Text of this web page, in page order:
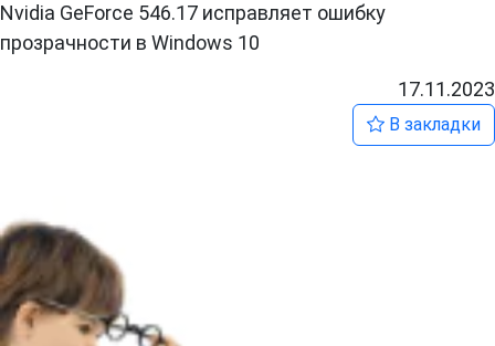
Nvidia GeForce 546.17 исправляет ошибку
прозрачности в Windows 10
17.11.2023
В закладки